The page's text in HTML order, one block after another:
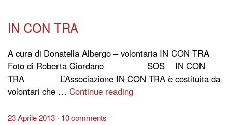
IN CON TRA
A cura di Donatella Albergo – volontaria IN CON TRA
Foto di Roberta Giordano SOS IN CON
TRA L’Associazione IN CON TRA è costituita da
volontari che … Continue reading
23 Aprile 2013 10 comments